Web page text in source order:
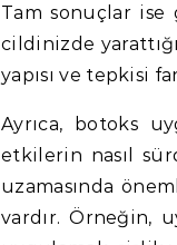
Tam sonuçlar
cildinizde
yapısı ve tepkisi
Ayrıca, botoks
etkilerin nasıl
uzamasında
vardır. Örneğin,